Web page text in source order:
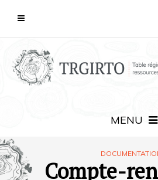
MENU
Compte-